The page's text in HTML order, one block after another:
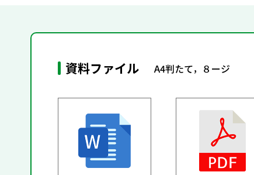
資料ファイル A4判たて，８ージ